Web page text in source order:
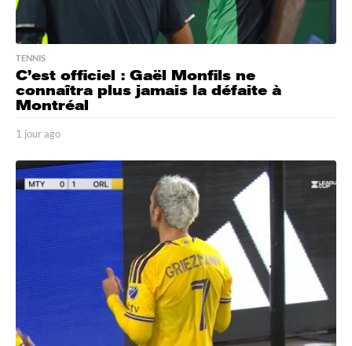
TENNIS
C’est officiel : Gaël Monfils ne
connaîtra plus jamais la défaite à
Montréal
1 jour ago
o
u
r
a
g
o